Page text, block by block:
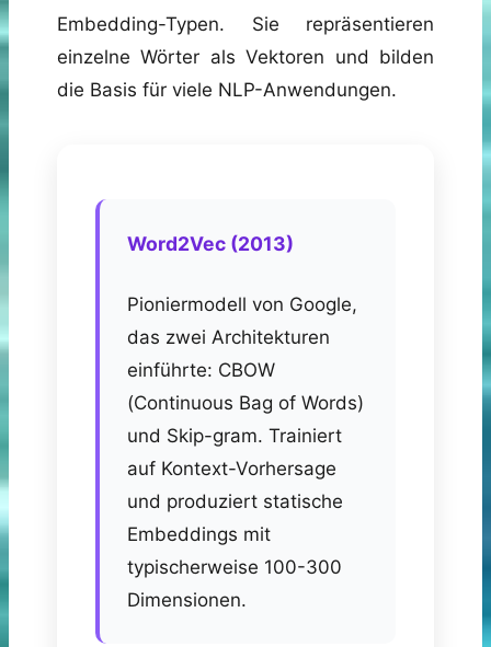
Embedding-Typen. Sie repräsentieren
einzelne Wörter als Vektoren und bilden
die Basis für viele NLP-Anwendungen.
Word2Vec (2013)
Pioniermodell von Google,
das zwei Architekturen
einführte: CBOW
(Continuous Bag of Words)
und Skip-gram. Trainiert
auf Kontext-Vorhersage
und produziert statische
Embeddings mit
typischerweise 100-300
Dimensionen.